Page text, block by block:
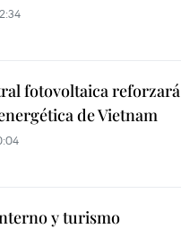
fotovoltaica reforzará
de Vietnam
y turismo